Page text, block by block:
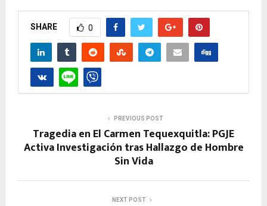
SHARE 0
PREVIOUS POST
Tragedia en El Carmen Tequexquitla: PGJE
Activa Investigación tras Hallazgo de Hombre
Sin Vida
NEXT POST